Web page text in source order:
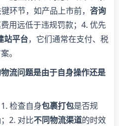
环节，如产品上市前， 咨询
用远低于违规罚款；4. 优先
站平台，它们通常在支付、税
。
流问题是由于自身操作还是
检查自身包裹打包是否规
2. 对比不同物流渠道的时效